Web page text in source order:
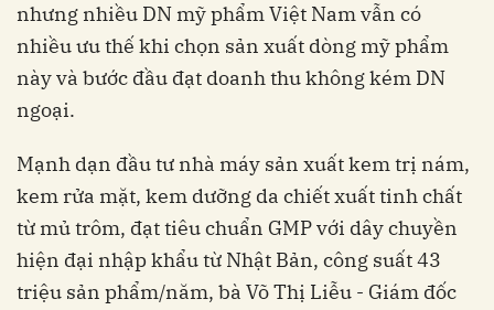
nhưng nhiều DN mỹ phẩm Việt Nam vẫn có
nhiều ưu thế khi chọn sản xuất dòng mỹ phẩm
này và bước đầu đạt doanh thu không kém DN
ngoại.
Mạnh dạn đầu tư nhà máy sản xuất kem trị nám,
kem rửa mặt, kem dưỡng da chiết xuất tinh chất
từ mủ trôm, đạt tiêu chuẩn GMP với dây chuyền
hiện đại nhập khẩu từ Nhật Bản, công suất 43
triệu sản phẩm/năm, bà Võ Thị Liễu - Giám đốc